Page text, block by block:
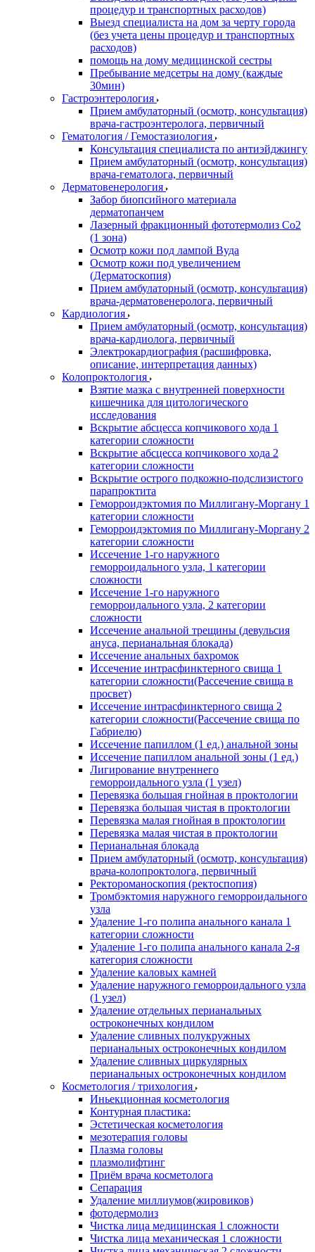
процедур и транспортных расходов)
Выезд специалиста на дом за черту города
(без учета цены процедур и транспортных
расходов)
помощь на дому медицинской сестры
Пребывание медсетры на дому (каждые
30мин)
Гастроэнтерология
Прием амбулаторный (осмотр, консультация)
врача-гастроэнтеролога, первичный
Гематология / Гемостазиология
Консультация специалиста по антиэйджингу
Прием амбулаторный (осмотр, консультация)
врача-гематолога, первичный
Дерматовенерология
Забор биопсийного материала
дерматопанчем
Лазерный фракционный фототермолиз Со2
(1 зона)
Осмотр кожи под лампой Вуда
Осмотр кожи под увеличением
(Дерматоскопия)
Прием амбулаторный (осмотр, консультация)
врача-дерматовенеролога, первичный
Кардиология
Прием амбулаторный (осмотр, консультация)
врача-кардиолога, первичный
Электрокардиография (расшифровка,
описание, интерпретация данных)
Колопроктология
Взятие мазка с внутренней поверхности
кишечника для цитологического
исследования
Вскрытие абсцесса копчикового хода 1
категории сложности
Вскрытие абсцесса копчикового хода 2
категории сложности
Вскрытие острого подкожно-подслизистого
парапроктита
Геморроидэктомия по Миллигану-Моргану 1
категории сложности
Геморроидэктомия по Миллигану-Моргану 2
категории сложности
Иссечение 1-го наружного
геморроидального узла, 1 категории
сложности
Иссечение 1-го наружного
геморроидального узла, 2 категории
сложности
Иссечение анальной трещины (девульсия
ануса, перианальная блокада)
Иссечение анальных бахромок
Иссечение интрасфинктерного свища 1
категории сложности(Рассечение свища в
просвет)
Иссечение интрасфинктерного свища 2
категории сложности(Рассечение свища по
Габриелю)
Иссечение папиллом (1 ед.) анальной зоны
Иссечение папиллом анальной зоны (1 ед.)
Лигирование внутреннего
геморроидального узла (1 узел)
Перевязка большая гнойная в проктологии
Перевязка большая чистая в проктологии
Перевязка малая гнойная в проктологии
Перевязка малая чистая в проктологии
Перианальная блокада
Прием амбулаторный (осмотр, консультация)
врача-колопроктолога, первичный
Ректороманоскопия (ректоспопия)
Тромбэктомия наружного геморроидального
узла
Удаление 1-го полипа анального канала 1
категории сложности
Удаление 1-го полипа анального канала 2-я
категория сложности
Удаление каловых камней
Удаление наружного геморроидального узла
(1 узел)
Удаление отдельных перианальных
остроконечных кондилом
Удаление сливных полукружных
перианальных остроконечных кондилом
Удаление сливных циркулярных
перианальных остроконечных кондилом
Косметология / трихология
Иньекционная косметология
Контурная пластика:
Эстетическая косметология
мезотерапия головы
Плазма головы
плазмолифтинг
Приём врача косметолога
Сепарация
Удаление миллиумов(жировиков)
фотодермолиз
Чистка лица медицинская 1 сложности
Чистка лица механическая 1 сложности